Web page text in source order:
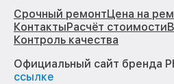
Срочный ремонтЦена на
КонтактыРасчёт стоимости
Контроль качества
Официальный сайт бренда
ссылке